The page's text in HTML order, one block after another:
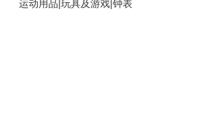
运动用品|玩具及游戏|钟表